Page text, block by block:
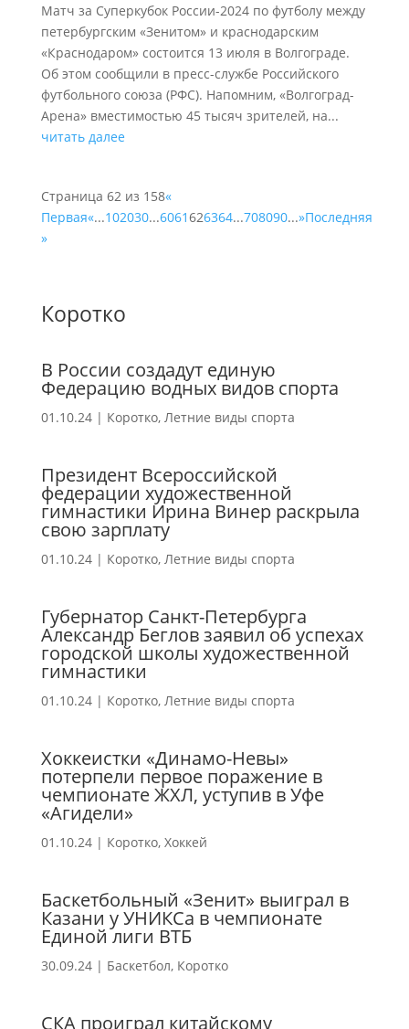
Матч за Суперкубок России-2024 по футболу между
петербургским «Зенитом» и краснодарским
«Краснодаром» состоится 13 июля в Волгограде.
Об этом сообщили в пресс-службе Российского
футбольного союза (РФС). Напомним, «Волгоград-
Арена» вместимостью 45 тысяч зрителей, на...
читать далее
Страница 62 из 158«
Первая«...102030...6061626364...708090...»Последняя
»
Коротко
В России создадут единую
Федерацию водных видов спорта
01.10.24| Коротко, Летние виды спорта
Президент Всероссийской
федерации художественной
гимнастики Ирина Винер раскрыла
свою зарплату
01.10.24| Коротко, Летние виды спорта
Губернатор Санкт-Петербурга
Александр Беглов заявил об успехах
городской школы художественной
гимнастики
01.10.24| Коротко, Летние виды спорта
Хоккеистки «Динамо-Невы»
потерпели первое поражение в
чемпионате ЖХЛ, уступив в Уфе
«Агидели»
01.10.24| Коротко, Хоккей
Баскетбольный «Зенит» выиграл в
Казани у УНИКСа в чемпионате
Единой лиги ВТБ
30.09.24| Баскетбол, Коротко
СКА проиграл китайскому